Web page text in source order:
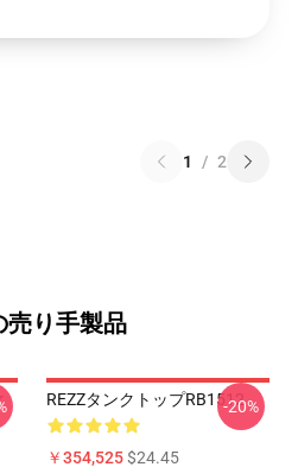
1 / 2
売り手製品
REZZタンクトップRB1512
￥354,525$24.45
-20%